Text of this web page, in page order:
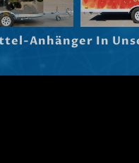
Anhänger In